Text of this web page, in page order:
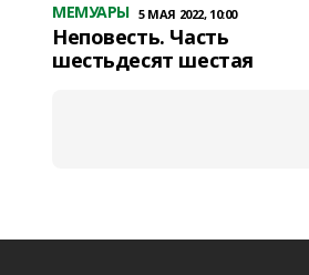
МЕМУАРЫ 5 МАЯ 2022, 10:00
Неповесть. Часть
шестьдесят шестая